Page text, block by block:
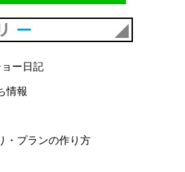
ー日記
情報
・プランの作り方